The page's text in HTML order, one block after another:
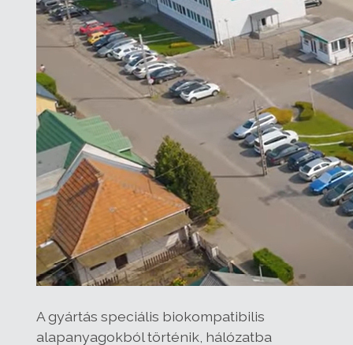
A gyártás speciális biokompatibilis
alapanyagokból történik, hálózatba